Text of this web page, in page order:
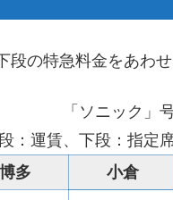
の特急料金をあわせ
「ソニック」
段：運賃、下段：指定
博多 小倉